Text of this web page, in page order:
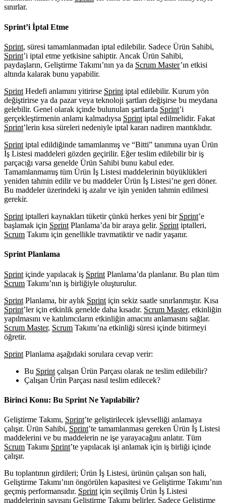
sınırlar.
Sprint’i İptal Etme
Sprint, süresi tamamlanmadan iptal edilebilir. Sadece Ürün Sahibi,
Sprint’i iptal etme yetkisine sahiptir. Ancak Ürün Sahibi,
paydaşların, Geliştirme Takımı’nın ya da Scrum Master’ın etkisi
altında kalarak bunu yapabilir.
Sprint Hedefi anlamını yitirirse Sprint iptal edilebilir. Kurum yön
değiştirirse ya da pazar veya teknoloji şartları değişirse bu meydana
gelebilir. Genel olarak içinde bulunulan şartlarda Sprint’i
gerçekleştirmenin anlamı kalmadıysa Sprint iptal edilmelidir. Fakat
Sprint’lerin kısa süreleri nedeniyle iptal kararı nadiren mantıklıdır.
Sprint iptal edildiğinde tamamlanmış ve “Bitti” tanımına uyan Ürün
İş Listesi maddeleri gözden geçirilir. Eğer teslim edilebilir bir iş
parçacığı varsa genelde Ürün Sahibi bunu kabul eder.
Tamamlanmamış tüm Ürün İş Listesi maddelerinin büyüklükleri
yeniden tahmin edilir ve bu maddeler Ürün İş Listesi’ne geri döner.
Bu maddeler üzerindeki iş azalır ve işin yeniden tahmin edilmesi
gerekir.
Sprint iptalleri kaynakları tüketir çünkü herkes yeni bir Sprint’e
başlamak için Sprint Planlama’da bir araya gelir. Sprint iptalleri,
Scrum Takımı için genellikle travmatiktir ve nadir yaşanır.
Sprint Planlama
Sprint içinde yapılacak iş Sprint Planlama’da planlanır. Bu plan tüm
Scrum Takımı’nın iş birliğiyle oluşturulur.
Sprint Planlama, bir aylık Sprint için sekiz saatle sınırlanmıştır. Kısa
Sprint’ler için etkinlik genelde daha kısadır. Scrum Master, etkinliğin
yapılmasını ve katılımcıların etkinliğin amacını anlamasını sağlar.
Scrum Master, Scrum Takımı’na etkinliği süresi içinde bitirmeyi
öğretir.
Sprint Planlama aşağıdaki sorulara cevap verir:
Bu Sprint çalışan Ürün Parçası olarak ne teslim edilebilir?
Çalışan Ürün Parçası nasıl teslim edilecek?
Birinci Konu: Bu Sprint Ne Yapılabilir?
Geliştirme Takımı, Sprint’te geliştirilecek işlevselliği anlamaya
çalışır. Ürün Sahibi, Sprint’te tamamlanması gereken Ürün İş Listesi
maddelerini ve bu maddelerin ne işe yarayacağını anlatır. Tüm
Scrum Takımı Sprint’te yapılacak işi anlamak için iş birliği içinde
çalışır.
Bu toplantının girdileri; Ürün İş Listesi, ürünün çalışan son hali,
Geliştirme Takımı’nın öngörülen kapasitesi ve Geliştirme Takımı’nın
geçmiş performansıdır. Sprint için seçilmiş Ürün İş Listesi
maddelerinin sayısını Geliştirme Takımı belirler. Sadece Geliştirme